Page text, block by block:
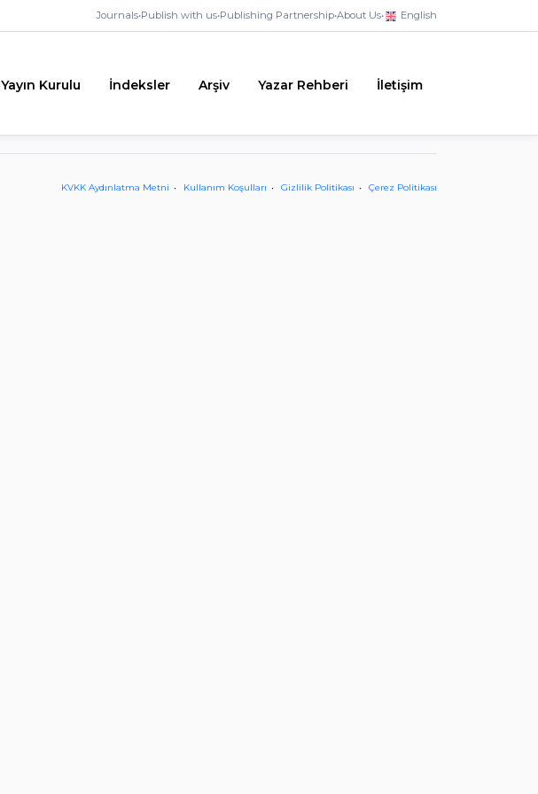
Journals•Publish with us•Publishing Partnership•About Us• English
Yayın Kurulu İndeksler Arşiv Yazar Rehberi İletişim
KVKK Aydınlatma Metni Kullanım Koşulları Gizlilik Politikası Çerez Politikası